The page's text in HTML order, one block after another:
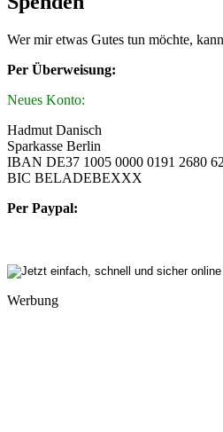
Wer mir etwas Gutes tun möchte,
Per Überweisung:
Neues Konto:
Hadmut Danisch
Sparkasse Berlin
IBAN DE37 1005 0000 0191 2680 62
BIC BELADEBEXXX
Per Paypal:
Werbung